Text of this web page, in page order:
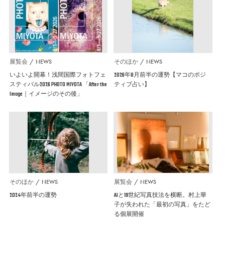
展覧会 NEWS
いよいよ開幕！浅間国際フォトフェ
スティバル2026 PHOTO MIYOTA 「After the
Image｜イメージのその後」
そのほか NEWS
2026年8月前半の運勢【マコのポジ
ティブ占い】
そのほか NEWS
2024年前半の運勢
展覧会 NEWS
AIと19世紀写真技法を横断。村上華
子が失われた「最初の写真」をたど
る個展開催